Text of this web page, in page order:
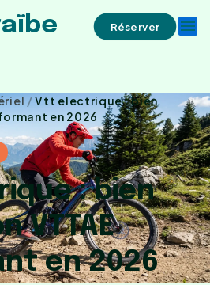
Réserver menu
/Vtt electrique : bien
en 2026
: bien
VTTAE
en 2026